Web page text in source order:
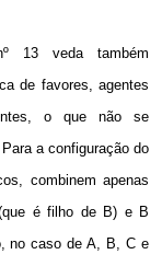
13 veda também
de favores, agentes
o que não se
a configuração do
combinem apenas
é filho de B) e B
no caso de A, B, C e